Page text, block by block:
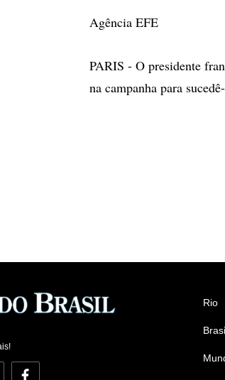
Agência EFE
PARIS - O presidente
na campanha para
Rio